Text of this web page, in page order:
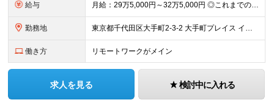
給与 月給：29万5,000円～32万5,000円 ◎これまでの経験と能力を考慮の上、決定します！ ☆明確な評価制度とキャリア形成 当社では個人の頑張りを反映する明確な評価制度を設けています。将来にわた
勤務地 東京都千代田区大手町2-3-2 大手町プレイス イーストタワー6階
働き方 リモートワークがメイン
求人を見る 検討中に入れる